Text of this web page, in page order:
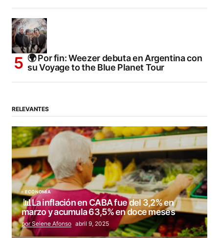
🌍 Por fin: Weezer debuta en Argentina con
su Voyage to the Blue Planet Tour
RELEVANTES
ECONOMÍA
📊La inflación en CABA fue del 3,2% en
marzo y acumula 63,5% en doce meses
por Selene Afonso abril 9, 2025